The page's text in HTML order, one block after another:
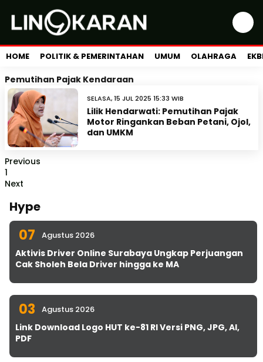
HOME POLITIK & PEMERINTAHAN UMUM OLAHRAGA
Pemutihan Pajak Kendaraan
SELASA, 15 JUL 2025 15:33 WIB
Lilik Hendarwati: Pemutihan Pajak
Motor Ringankan Beban Petani, Ojol,
dan UMKM
Previous
1
Next
Hype
07 Agustus 2026
Aktivis Driver Online Surabaya Ungkap Perjuangan
Cak Sholeh Bela Driver hingga ke MA
03 Agustus 2026
Link Download Logo HUT ke-81 RI Versi PNG, JPG, AI,
PDF